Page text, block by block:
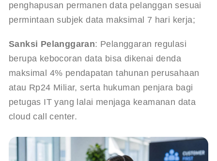
penghapusan permanen data pelanggan sesuai
permintaan subjek data maksimal 7 hari kerja;
Sanksi Pelanggaran: Pelanggaran regulasi
berupa kebocoran data bisa dikenai denda
maksimal 4% pendapatan tahunan perusahaan
atau Rp24 Miliar, serta hukuman penjara bagi
petugas IT yang lalai menjaga keamanan data
cloud call center.